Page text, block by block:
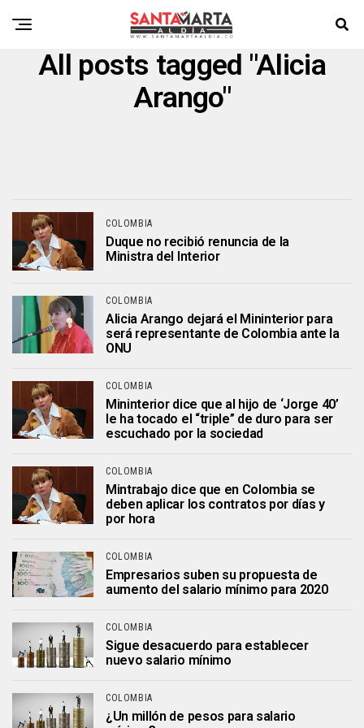
All posts tagged "Alicia
Arango"
COLOMBIA
Duque no recibió renuncia de la
Ministra del Interior
COLOMBIA
Alicia Arango dejará el Mininterior para
será representante de Colombia ante la
ONU
COLOMBIA
Mininterior dice que al hijo de ‘Jorge 40’
le ha tocado el “triple” de duro para ser
escuchado por la sociedad
COLOMBIA
Mintrabajo dice que en Colombia se
deben aplicar los contratos por días y
por hora
COLOMBIA
Empresarios suben su propuesta de
aumento del salario mínimo para 2020
COLOMBIA
Sigue desacuerdo para establecer
nuevo salario mínimo
COLOMBIA
¿Un millón de pesos para salario